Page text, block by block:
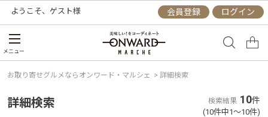
ようこそ、 ゲスト様 会員登録 ログイン
メニュー
お取り寄せグルメならオンワード・マルシェ > 詳細検索
詳細検索 検索結果 10件
(10件中1～10件)